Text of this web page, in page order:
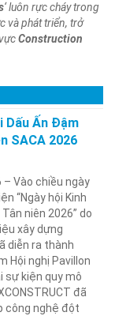
‘ luôn rực cháy trong
và phát triển, trở
Construction
Dấu Ấn Đậm
SACA 2026
– Vào chiều ngày
“Ngày hội Kinh
niên 2026” do
xây dựng
diễn ra thành
Hội nghị Pavillon
sự kiện quy mô
đã
công nghệ đột